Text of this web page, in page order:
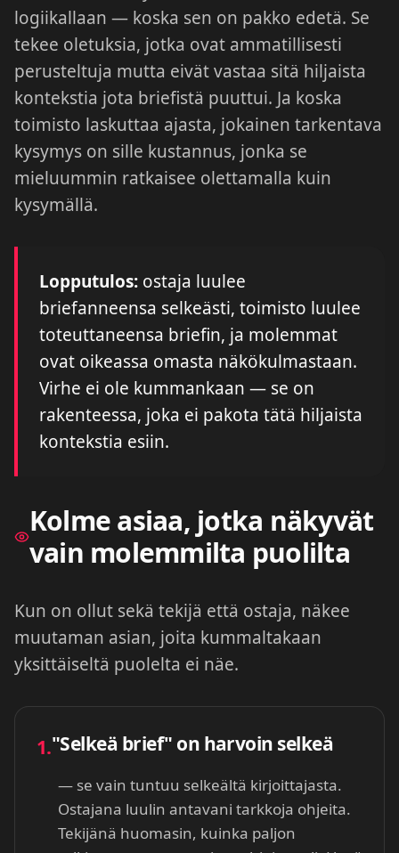
logiikallaan — koska sen on pakko edetä. Se
tekee oletuksia, jotka ovat ammatillisesti
perusteltuja mutta eivät vastaa sitä hiljaista
kontekstia jota briefistä puuttui. Ja koska
toimisto laskuttaa ajasta, jokainen tarkentava
kysymys on sille kustannus, jonka se
mieluummin ratkaisee olettamalla kuin
kysymällä.
Lopputulos: ostaja luulee
briefanneensa selkeästi, toimisto luulee
toteuttaneensa briefin, ja molemmat
ovat oikeassa omasta näkökulmastaan.
Virhe ei ole kummankaan — se on
rakenteessa, joka ei pakota tätä hiljaista
kontekstia esiin.
Kolme asiaa, jotka näkyvät
vain molemmilta puolilta
Kun on ollut sekä tekijä että ostaja, näkee
muutaman asian, joita kummaltakaan
yksittäiseltä puolelta ei näe.
1."Selkeä brief" on harvoin selkeä
— se vain tuntuu selkeältä kirjoittajasta.
Ostajana luulin antavani tarkkoja ohjeita.
Tekijänä huomasin, kuinka paljon